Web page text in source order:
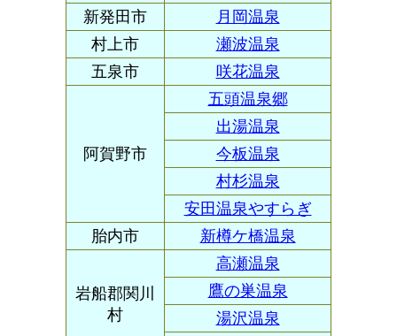
新発田市
月岡温泉
村上市
瀬波温泉
五泉市
咲花温泉
阿賀野市
五頭温泉郷
出湯温泉
今板温泉
村杉温泉
安田温泉やすらぎ
胎内市
新樽ケ橋温泉
岩船郡関川
村
高瀬温泉
鷹の巣温泉
湯沢温泉